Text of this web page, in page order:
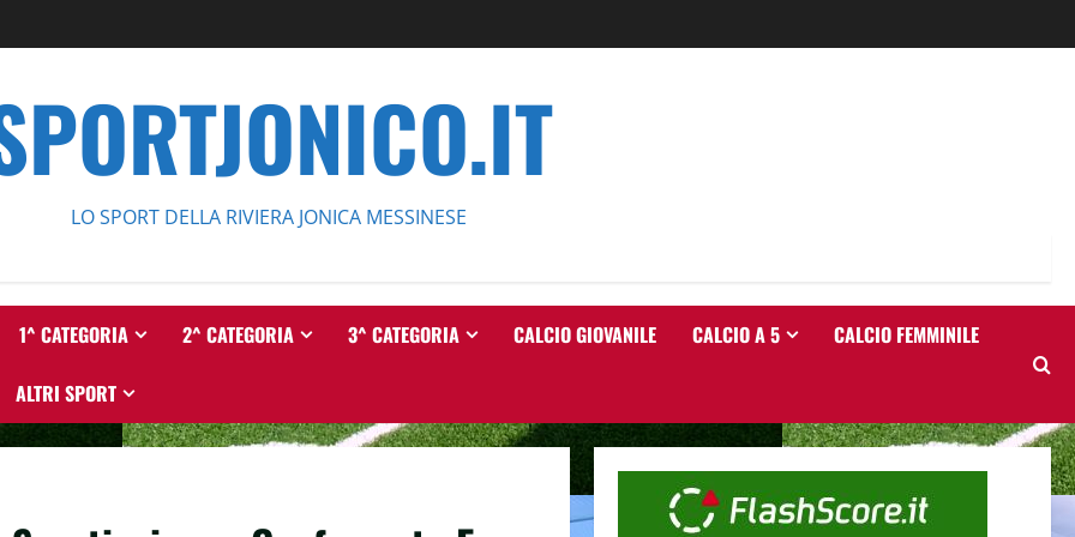
LO SPORT DELLA RIVIERA JONICA MESSINESE
1^ CATEGORIA 2^ CATEGORIA 3^ CATEGORIA CALCIO GIOVANILE CALCIO A 5 CALCIO FEMMINILE
ALTRI SPORT